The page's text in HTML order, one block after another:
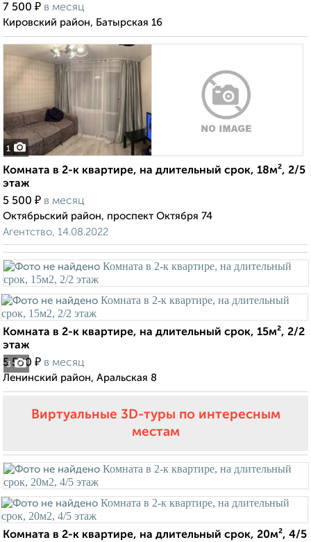
7 500 ₽ в месяц
Кировский район, Батырская 16
1
Комната в 2-к квартире, на длительный срок, 18м², 2/5
этаж
5 500 ₽ в месяц
Октябрьский район, проспект Октября 74
Агентство, 14.08.2022
3
Комната в 2-к квартире, на длительный срок, 15м², 2/2
этаж
5 500 ₽ в месяц
Ленинский район, Аральская 8
Виртуальные 3D-туры по интересным
местам
Комната в 2-к квартире, на длительный срок, 20м², 4/5